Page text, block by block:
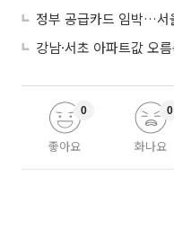
좋아요
0
화나요
0